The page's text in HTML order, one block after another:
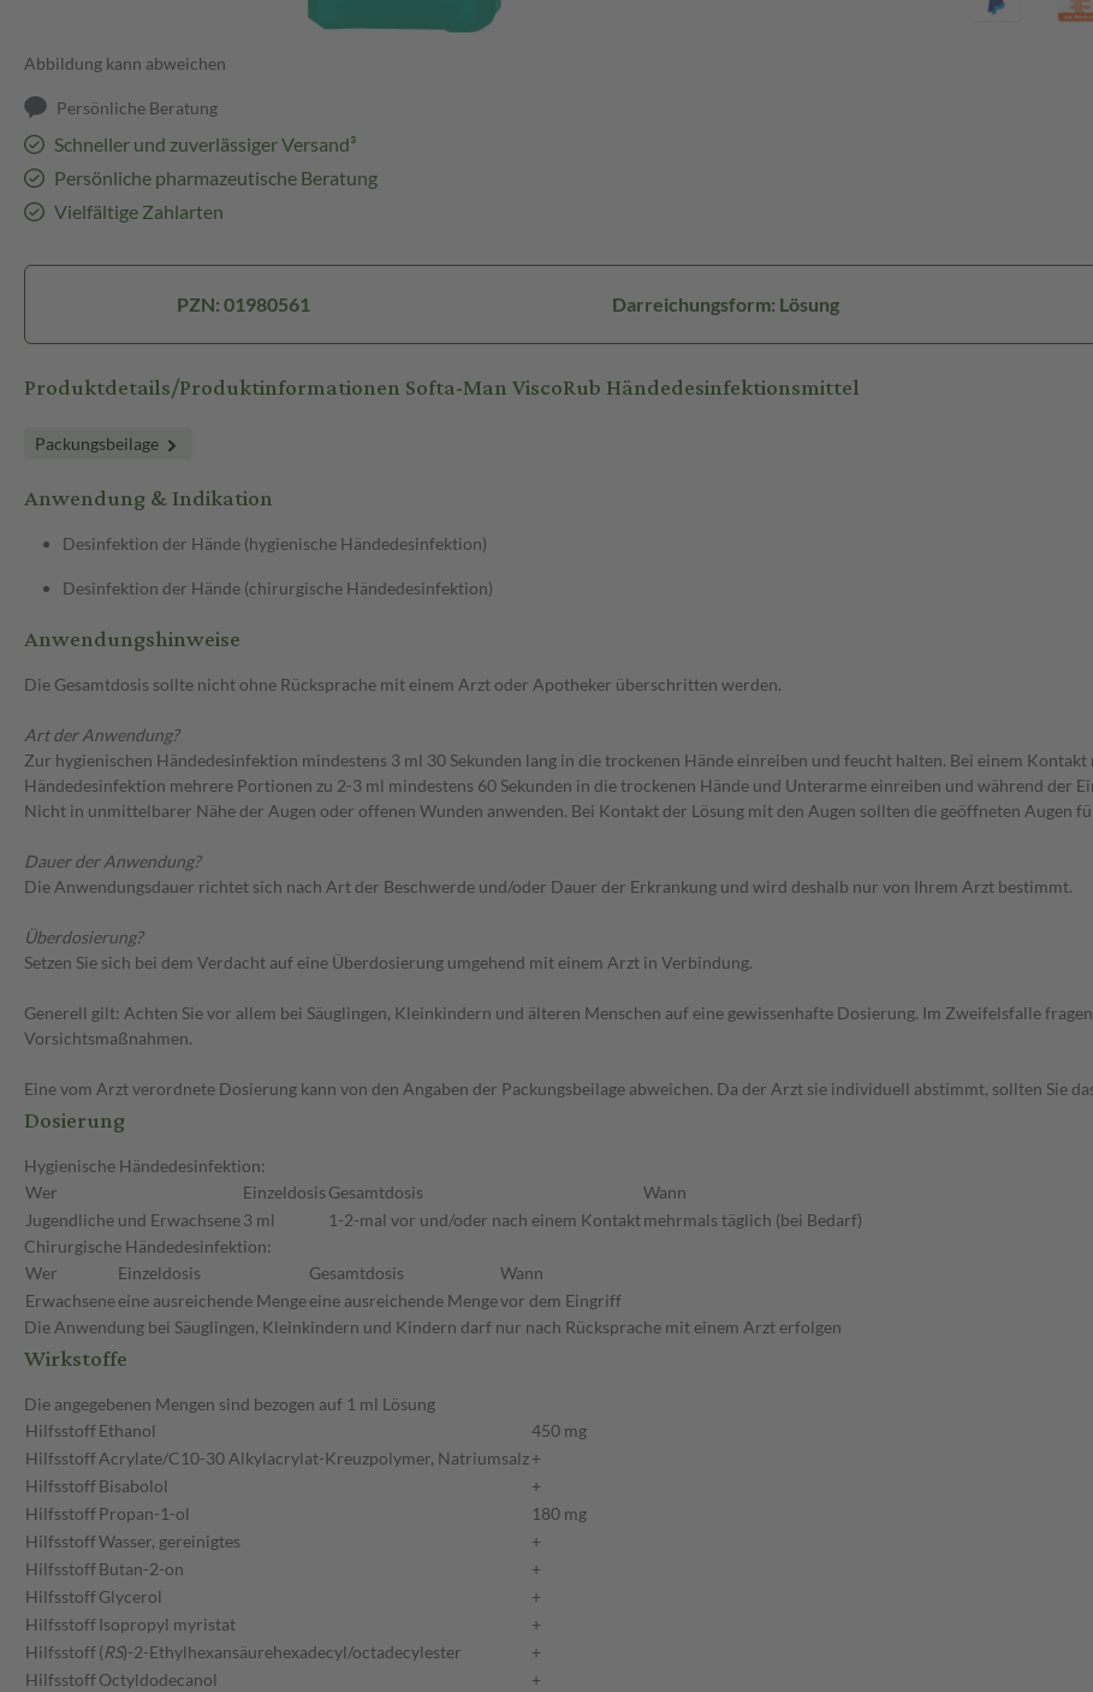
Abbildung kann abweichen
Persönliche Beratung
Schneller und zuverlässiger Versand³
Persönliche pharmazeutische Beratung
Vielfältige Zahlarten
PZN: 01980561 Darreichungsform: Lösung
Produktdetails/Produktinformationen Softa-Man ViscoRub Händedesinfektionsmittel
Packungsbeilage
Anwendung & Indikation
Desinfektion der Hände (hygienische Händedesinfektion)
Desinfektion der Hände (chirurgische Händedesinfektion)
Anwendungshinweise
Die Gesamtdosis sollte nicht ohne Rücksprache mit einem Arzt oder Apotheker überschritten werden.
Art der Anwendung?
Zur hygienischen Händedesinfektion mindestens 3 ml 30 Sekunden lang in die trockenen Hände einreiben und feucht halten. Bei einem
Händedesinfektion mehrere Portionen zu 2-3 ml mindestens 60 Sekunden in die trockenen Hände und Unterarme einreiben und während der
Nicht in unmittelbarer Nähe der Augen oder offenen Wunden anwenden. Bei Kontakt der Lösung mit den Augen sollten die geöffneten Augen
Dauer der Anwendung?
Die Anwendungsdauer richtet sich nach Art der Beschwerde und/oder Dauer der Erkrankung und wird deshalb nur von Ihrem Arzt bestimmt.
Überdosierung?
Setzen Sie sich bei dem Verdacht auf eine Überdosierung umgehend mit einem Arzt in Verbindung.
Generell gilt: Achten Sie vor allem bei Säuglingen, Kleinkindern und älteren Menschen auf eine gewissenhafte Dosierung. Im Zweifelsfalle
Vorsichtsmaßnahmen.
Eine vom Arzt verordnete Dosierung kann von den Angaben der Packungsbeilage abweichen. Da der Arzt sie individuell abstimmt, sollten Sie
Dosierung
Hygienische Händedesinfektion:
Wer
Einzeldosis Gesamtdosis
Wann
Jugendliche und Erwachsene3 ml 1-2-mal vor und/oder nach einem Kontaktmehrmals täglich (bei Bedarf)
Chirurgische Händedesinfektion:
Wer
Einzeldosis Gesamtdosis
Wann
Erwachseneeine ausreichende Mengeeine ausreichende Mengevor dem Eingriff
Die Anwendung bei Säuglingen, Kleinkindern und Kindern darf nur nach Rücksprache mit einem Arzt erfolgen
Wirkstoffe
Die angegebenen Mengen sind bezogen auf 1 ml Lösung
HilfsstoffEthanol
450 mg
HilfsstoffAcrylate/C10-30 Alkylacrylat-Kreuzpolymer, Natriumsalz+
HilfsstoffBisabolol
+
HilfsstoffPropan-1-ol
180 mg
HilfsstoffWasser, gereinigtes
+
HilfsstoffButan-2-on
+
HilfsstoffGlycerol
+
HilfsstoffIsopropyl myristat
+
Hilfsstoff(RS)-2-Ethylhexansäurehexadecyl/octadecylester
+
HilfsstoffOctyldodecanol
+